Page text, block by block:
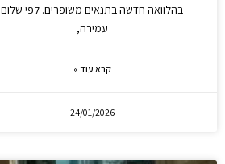
בהלוואה חדשה בתנאים משופרים. לפי שלום
עמירה,
קרא עוד »
24/01/2026